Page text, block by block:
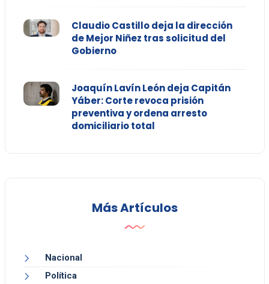
Claudio Castillo deja la dirección
de Mejor Niñez tras solicitud del
Gobierno
Joaquín Lavín León deja Capitán
Yáber: Corte revoca prisión
preventiva y ordena arresto
domiciliario total
Más Artículos
Nacional
Política